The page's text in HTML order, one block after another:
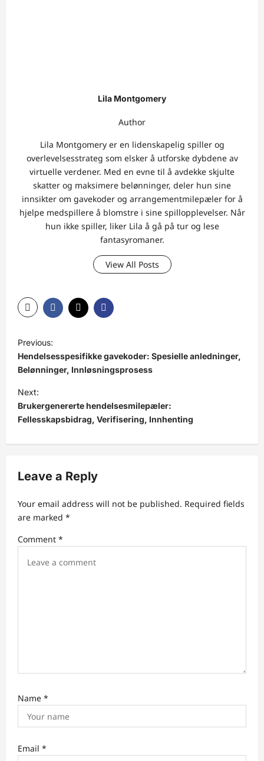
Lila Montgomery
Author
Lila Montgomery er en lidenskapelig spiller og
overlevelsesstrateg som elsker å utforske dybdene av
virtuelle verdener. Med en evne til å avdekke skjulte
skatter og maksimere belønninger, deler hun sine
innsikter om gavekoder og arrangementmilepæler for å
hjelpe medspillere å blomstre i sine spillopplevelser. Når
hun ikke spiller, liker Lila å gå på tur og lese
fantasyromaner.
View All Posts
P
o
s
t
n
a
v
g
a
t
i
Previous:
Hendelsesspesifikke gavekoder: Spesielle anledninger,
Belønninger, Innløsningsprosess
Next:
Brukergenererte hendelsesmilepæler:
Fellesskapsbidrag, Verifisering, Innhenting
Leave a Reply
Your email address will not be published. Required fields
are marked *
Comment *
Name *
Email *